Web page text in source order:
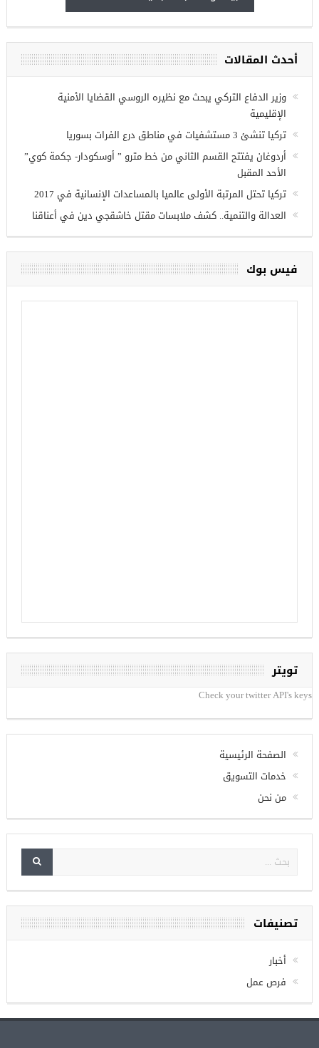
فرص عمل للسوريين في
أحدث المقالات
وزير الدفاع التركي يبحث مع نظيره الروسي القضايا الأمنية
الإقليمية
تركيا تنشئ 3 مستشفيات في مناطق درع الفرات بسوريا
أردوغان يفتتح القسم الثاني من خط مترو ” أوسكودار- جكمة كوي”
الأحد المقبل
تركيا تحتل المرتبة الأولى عالميا بالمساعدات الإنسانية في 2017
العدالة والتنمية.. كشف ملابسات مقتل خاشقجي دين في أعناقنا
فيس بوك
تويتر
الصفحة الرئيسية
خدمات التسويق
من نحن
تصنيفات
أخبار
فرص عمل